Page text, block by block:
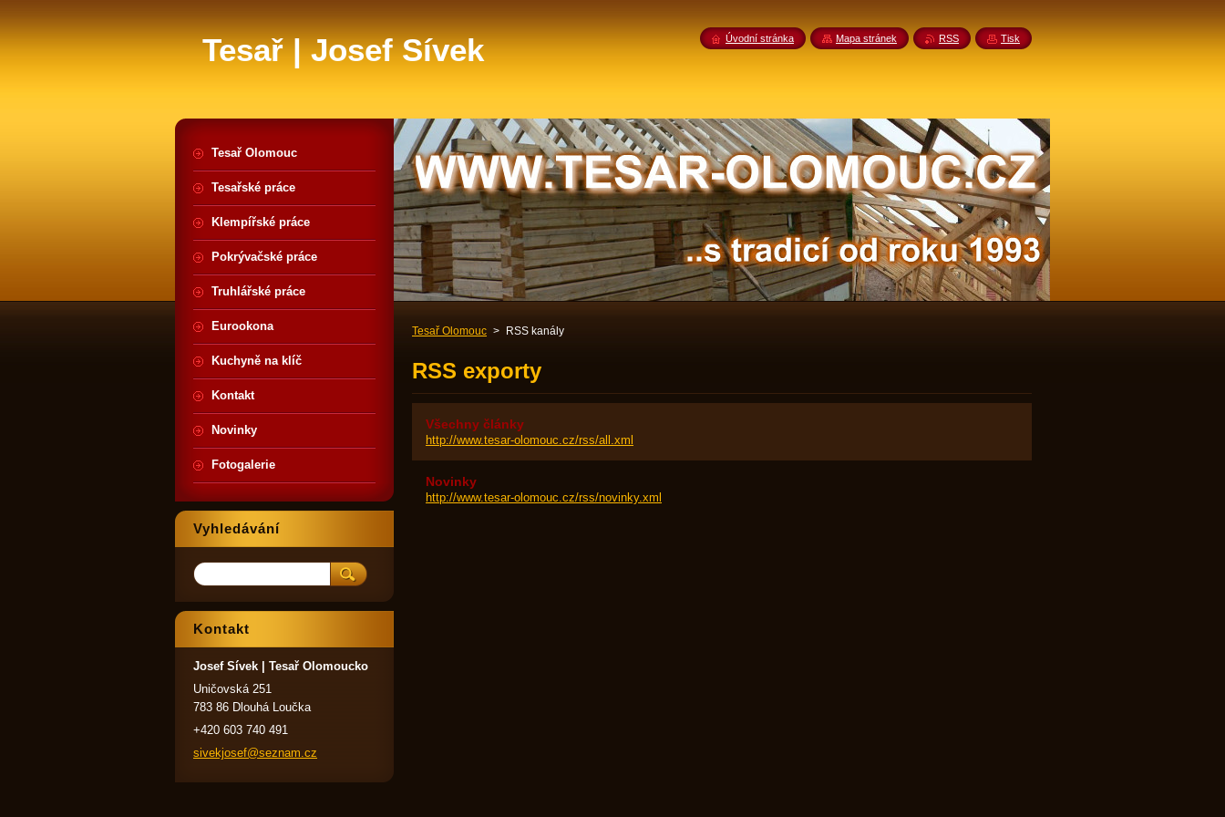
Tesař | Josef Sívek
Tesař Olomouc > RSS kanály
RSS exporty
Všechny články
http://www.tesar-olomouc.cz/rss/all.xml
Novinky
http://www.tesar-olomouc.cz/rss/novinky.xml
Tesař Olomouc
Tesařské práce
Klempířské práce
Pokrývačské práce
Truhlářské práce
Eurookona
Kuchyně na klíč
Kontakt
Novinky
Fotogalerie
Vyhledávání
Kontakt
Josef Sívek | Tesař Olomoucko
Uničovská 251
783 86 Dlouhá Loučka
+420 603 740 491
sivekjosef@seznam.cz
Úvodní stránka Mapa stránek RSS Tisk